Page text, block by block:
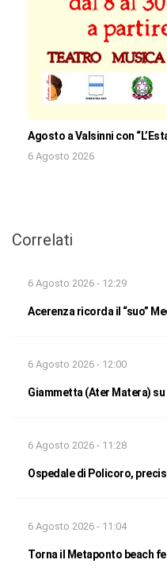
Agosto a Valsinni con
6 Agosto 2026
Correlati
6 Agosto 2026 - 12:29
Acerenza ricorda il “suo”
6 Agosto 2026 - 12:00
Giammetta (Ater Matera)
6 Agosto 2026 - 11:28
Ospedale di Policoro,
6 Agosto 2026 - 11:04
Torna il Metaponto beach